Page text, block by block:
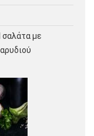
σαλάτα με